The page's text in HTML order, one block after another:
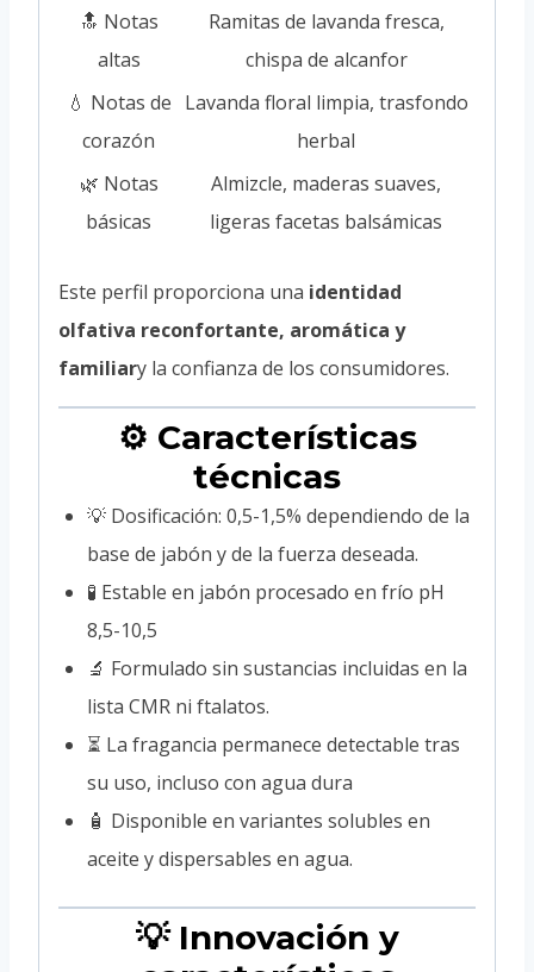
🔝 Notas
altas
Ramitas de lavanda fresca,
chispa de alcanfor
💧 Notas de
corazón
Lavanda floral limpia, trasfondo
herbal
🌿 Notas
básicas
Almizcle, maderas suaves,
ligeras facetas balsámicas
Este perfil proporciona una identidad
olfativa reconfortante, aromática y
familiary la confianza de los consumidores.
⚙️ Características
técnicas
💡 Dosificación: 0,5-1,5% dependiendo de la
base de jabón y de la fuerza deseada.
🧪 Estable en jabón procesado en frío pH
8,5-10,5
🔬 Formulado sin sustancias incluidas en la
lista CMR ni ftalatos.
⏳ La fragancia permanece detectable tras
su uso, incluso con agua dura
🧴 Disponible en variantes solubles en
aceite y dispersables en agua.
💡 Innovación y